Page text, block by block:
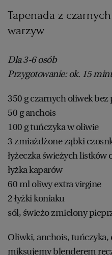
Tapenada z
warzyw
Dla 3-6 osób
Przygotowanie: ok. 15
350 g czarnych oliwek bez
50 g anchois
100 g tuńczyka w oliwie
3 zmiażdżone ząbki
łyżeczka świeżych listków
łyżka kaparów
60 ml oliwy extra virgine
2 łyżki koniaku
sól, świeżo zmielony
Oliwki, anchois, tuńczyka,
miksujemy blenderem